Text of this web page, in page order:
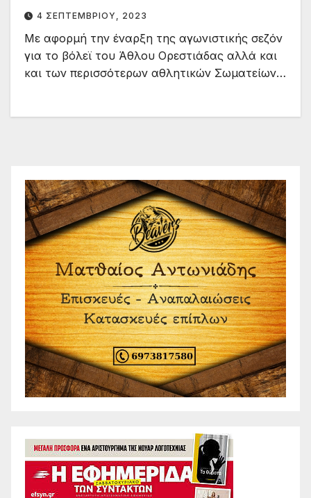
4 ΣΕΠΤΕΜΒΡΊΟΥ, 2023
Με αφορμή την έναρξη της αγωνιστικής σεζόν
για το βόλεϊ του Άθλου Ορεστιάδας αλλά και
και των περισσότερων αθλητικών Σωματείων…